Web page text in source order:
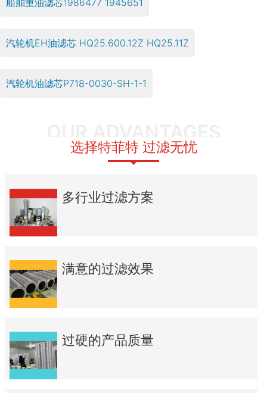
汽轮机EH油滤芯 HQ25.600.12Z HQ25.11Z
汽轮机油滤芯P718-0030-SH-1-1
选择特菲特 过滤无忧
多行业过滤方案
满意的过滤效果
过硬的产品质量